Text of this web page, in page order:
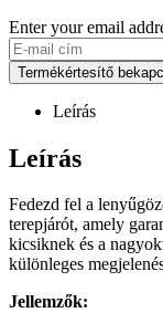
Enter your email
Termékértesítő
Leírás
Leírás
Fedezd fel a
terepjárót, amely
kicsiknek és a
különleges
Jellemzők: